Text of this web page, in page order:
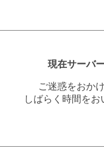
現在サーバ
ご迷惑をおか
しばらく時間を